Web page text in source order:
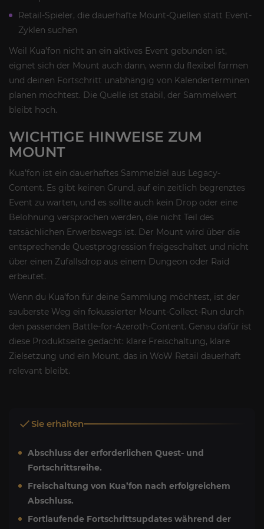
Retail-Spieler, die dauerhafte Mount-Quellen statt Event-
Zyklen suchen
Weil Kua’fon nicht an ein aktives Event gebunden ist,
eignet sich der Mount auch dann, wenn du flexibel farmen
und deinen Fortschritt unabhängig von Kalenderterminen
planen möchtest. Die Quelle ist stabil, der Sammelwert
bleibt hoch.
WICHTIGE HINWEISE ZUM
MOUNT
Kua’fon ist ein dauerhaftes Sammelziel aus Legacy-
Content. Es gibt keinen Grund, auf ein zeitlich begrenztes
Event zu warten, und es sollte auch kein Drop oder eine
Belohnung versprochen werden, die nicht Teil des
tatsächlichen Erwerbswegs ist. Der Mount wird über die
entsprechende Questprogression freigeschaltet und nicht
über einen Zufallsdrop aus einem Dungeon oder Raid
erbeutet.
Wenn du Kua’fon für deine Sammlung möchtest, ist der
sauberste Weg ein fokussierter Mount-Collect-Run durch
den passenden Battle-for-Azeroth-Content. Genau dafür ist
diese Produktseite gedacht: klare Freischaltung, klare
Zielsetzung und ein Mount, das in WoW Retail dauerhaft
relevant bleibt.
Sie erhalten
Abschluss der erforderlichen Quest- und
Fortschrittsreihe.
Freischaltung von Kua’fon nach erfolgreichem
Abschluss.
Fortlaufende Fortschrittsupdates während der